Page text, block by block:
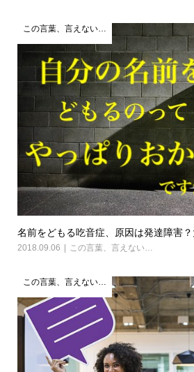
この言葉、言えない…
名前をどもる吃音症、原因は発達障害
2018.09.06 この言葉、言えない…
この言葉、言えない…